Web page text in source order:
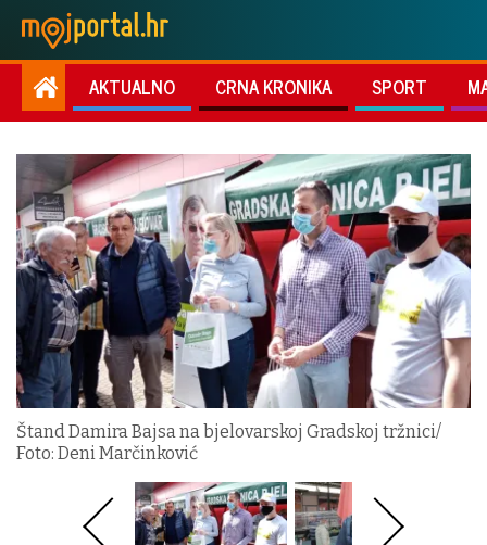
AKTUALNO CRNA KRONIKA SPORT
Štand Damira Bajsa na bjelovarskoj Gradskoj tržnici/
Foto: Deni Marčinković